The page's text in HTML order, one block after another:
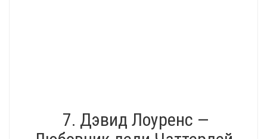
7. Дэвид Лоуренс —